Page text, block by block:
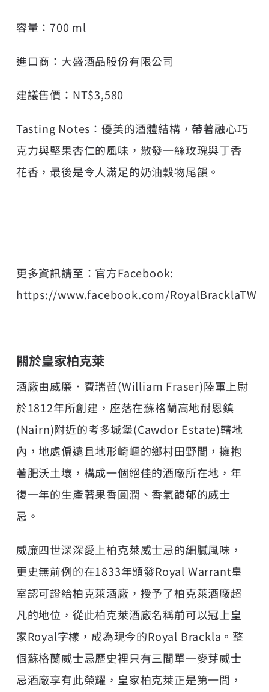
容量：700 ml
進口商：大盛酒品股份有限公司
建議售價：NT$3,580
Tasting Notes：優美的酒體結構，帶著融心巧
克力與堅果杏仁的風味，散發一絲玫瑰與丁香
花香，最後是令人滿足的奶油穀物尾韻。
更多資訊請至：官方Facebook:
https://www.facebook.com/RoyalBracklaTW
關於皇家柏克萊
酒廠由威廉．費瑞哲(William Fraser)陸軍上尉
於1812年所創建，座落在蘇格蘭高地耐恩鎮
(Nairn)附近的考多城堡(Cawdor Estate)轄地
內，地處偏遠且地形崎嶇的鄉村田野間，擁抱
著肥沃土壤，構成一個絕佳的酒廠所在地，年
復一年的生產著果香圓潤、香氣馥郁的威士
忌。
威廉四世深深愛上柏克萊威士忌的細膩風味，
更史無前例的在1833年頒發Royal Warrant皇
室認可證給柏克萊酒廠，授予了柏克萊酒廠超
凡的地位，從此柏克萊酒廠名稱前可以冠上皇
家Royal字樣，成為現今的Royal Brackla。整
個蘇格蘭威士忌歷史裡只有三間單一麥芽威士
忌酒廠享有此榮耀，皇家柏克萊正是第一間，